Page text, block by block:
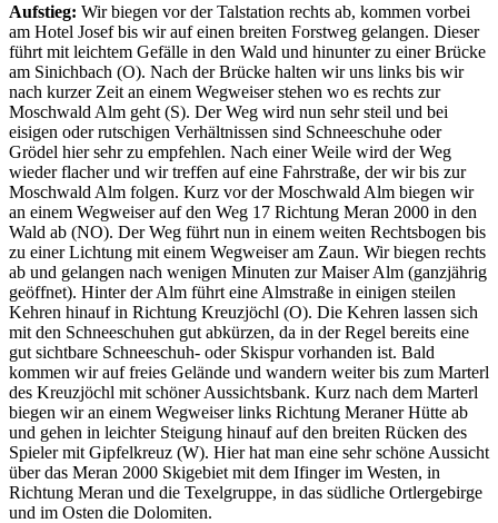
Aufstieg: Wir biegen vor der Talstation rechts ab, kommen vorbei
am Hotel Josef bis wir auf einen breiten Forstweg gelangen. Dieser
führt mit leichtem Gefälle in den Wald und hinunter zu einer Brücke
am Sinichbach (O). Nach der Brücke halten wir uns links bis wir
nach kurzer Zeit an einem Wegweiser stehen wo es rechts zur
Moschwald Alm geht (S). Der Weg wird nun sehr steil und bei
eisigen oder rutschigen Verhältnissen sind Schneeschuhe oder
Grödel hier sehr zu empfehlen. Nach einer Weile wird der Weg
wieder flacher und wir treffen auf eine Fahrstraße, der wir bis zur
Moschwald Alm folgen. Kurz vor der Moschwald Alm biegen wir
an einem Wegweiser auf den Weg 17 Richtung Meran 2000 in den
Wald ab (NO). Der Weg führt nun in einem weiten Rechtsbogen bis
zu einer Lichtung mit einem Wegweiser am Zaun. Wir biegen rechts
ab und gelangen nach wenigen Minuten zur Maiser Alm (ganzjährig
geöffnet). Hinter der Alm führt eine Almstraße in einigen steilen
Kehren hinauf in Richtung Kreuzjöchl (O). Die Kehren lassen sich
mit den Schneeschuhen gut abkürzen, da in der Regel bereits eine
gut sichtbare Schneeschuh- oder Skispur vorhanden ist. Bald
kommen wir auf freies Gelände und wandern weiter bis zum Marterl
des Kreuzjöchl mit schöner Aussichtsbank. Kurz nach dem Marterl
biegen wir an einem Wegweiser links Richtung Meraner Hütte ab
und gehen in leichter Steigung hinauf auf den breiten Rücken des
Spieler mit Gipfelkreuz (W). Hier hat man eine sehr schöne Aussicht
über das Meran 2000 Skigebiet mit dem Ifinger im Westen, in
Richtung Meran und die Texelgruppe, in das südliche Ortlergebirge
und im Osten die Dolomiten.